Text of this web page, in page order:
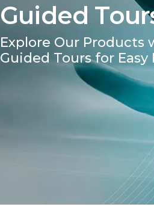
Guided
Explore Our Products
Guided Tours for